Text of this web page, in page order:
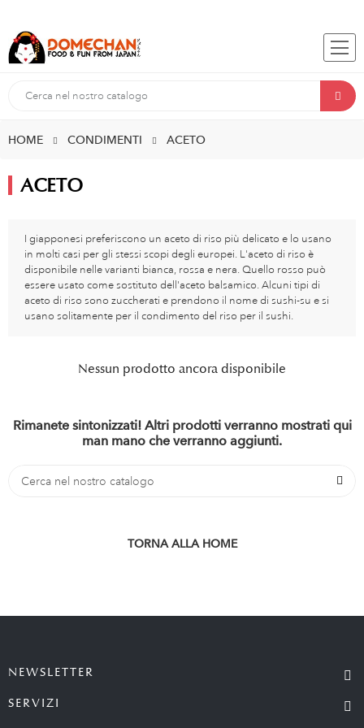
HOME CONDIMENTI ACETO
ACETO
I giapponesi preferiscono un aceto di riso più delicato e lo usano
in molti casi per gli stessi scopi degli europei. L'aceto di riso è
disponibile nelle varianti bianca, rossa e nera. Quello rosso può
essere usato come sostituto dell'aceto balsamico. Alcuni tipi di
aceto di riso sono zuccherati e prendono il nome di sushi-su e si
usano solitamente per il condimento del riso per il sushi.
Nessun prodotto ancora disponibile
Rimanete sintonizzati! Altri prodotti verranno mostrati qui
man mano che verranno aggiunti.
TORNA ALLA HOME
NEWSLETTER
SERVIZI